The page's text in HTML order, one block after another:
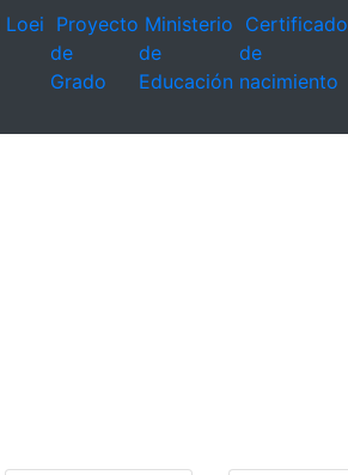
Loei Proyecto
de
Grado
Ministerio
de
Educación
Certificado
de
nacimiento